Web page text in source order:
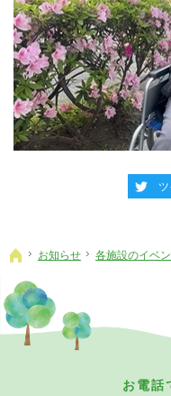
ホーム
お知らせ 各施設のイベ
お電話